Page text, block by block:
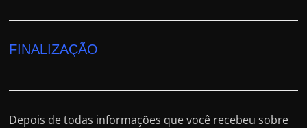
FINALIZAÇÃO
Depois de todas informações que você recebeu sobre